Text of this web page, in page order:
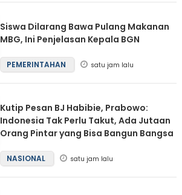
Siswa Dilarang Bawa Pulang Makanan
MBG, Ini Penjelasan Kepala BGN
PEMERINTAHAN satu jam lalu
Kutip Pesan BJ Habibie, Prabowo:
Indonesia Tak Perlu Takut, Ada Jutaan
Orang Pintar yang Bisa Bangun Bangsa
NASIONAL satu jam lalu